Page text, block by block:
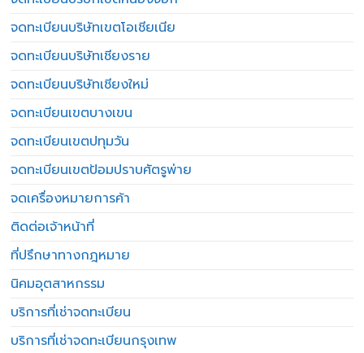
จดทะเบียนบริษัทเขตโอเชียเนีย
จดทะเบียนบริษัทเชียงราย
จดทะเบียนบริษัทเชียงใหม่
จดทะเบียนเขตบางเขน
จดทะเบียนเขตปทุมวัน
จดทะเบียนเขตป้อมปราบศัตรูพ่าย
จดเครื่องหมายการค้า
ติดต่อเจ้าหน้าที่
ที่ปรึกษาทางกฎหมาย
นิคมอุตสาหกรรม
บริการที่เช่าจดทะเบียน
บริการที่เช่าจดทะเบียนกรุงเทพ